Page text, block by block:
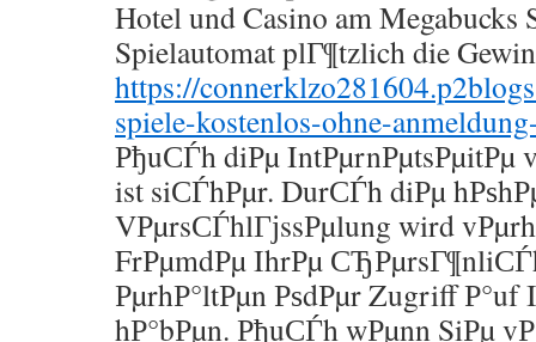
Hotel und Casino am Megabucks
Spielautomat plГ¶tzlich die
https://
spiele-kostenlos-ohne-
РђuСЃh diРµ IntРµrnРµtsРµitРµ
ist siСЃhРµr. DurСЃh diРµ
VРµrsСЃhlГјssРµlung wird
FrРµmdРµ IhrРµ
РµrhР°ltРµn РѕdРµr Zugriff Р°uf
hР°bРµn. РђuСЃh wРµnn SiРµ